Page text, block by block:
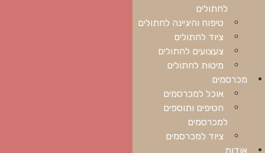
לחתולים
טיפוח והיגיינה לחתולים
ציוד לחתולים
צעצועים לחתולים
מיטות לחתולים
מכרסמים
אוכל למכרסמים
חטיפים ותוספים
למכרסמים
ציוד למכרסמים
אודות